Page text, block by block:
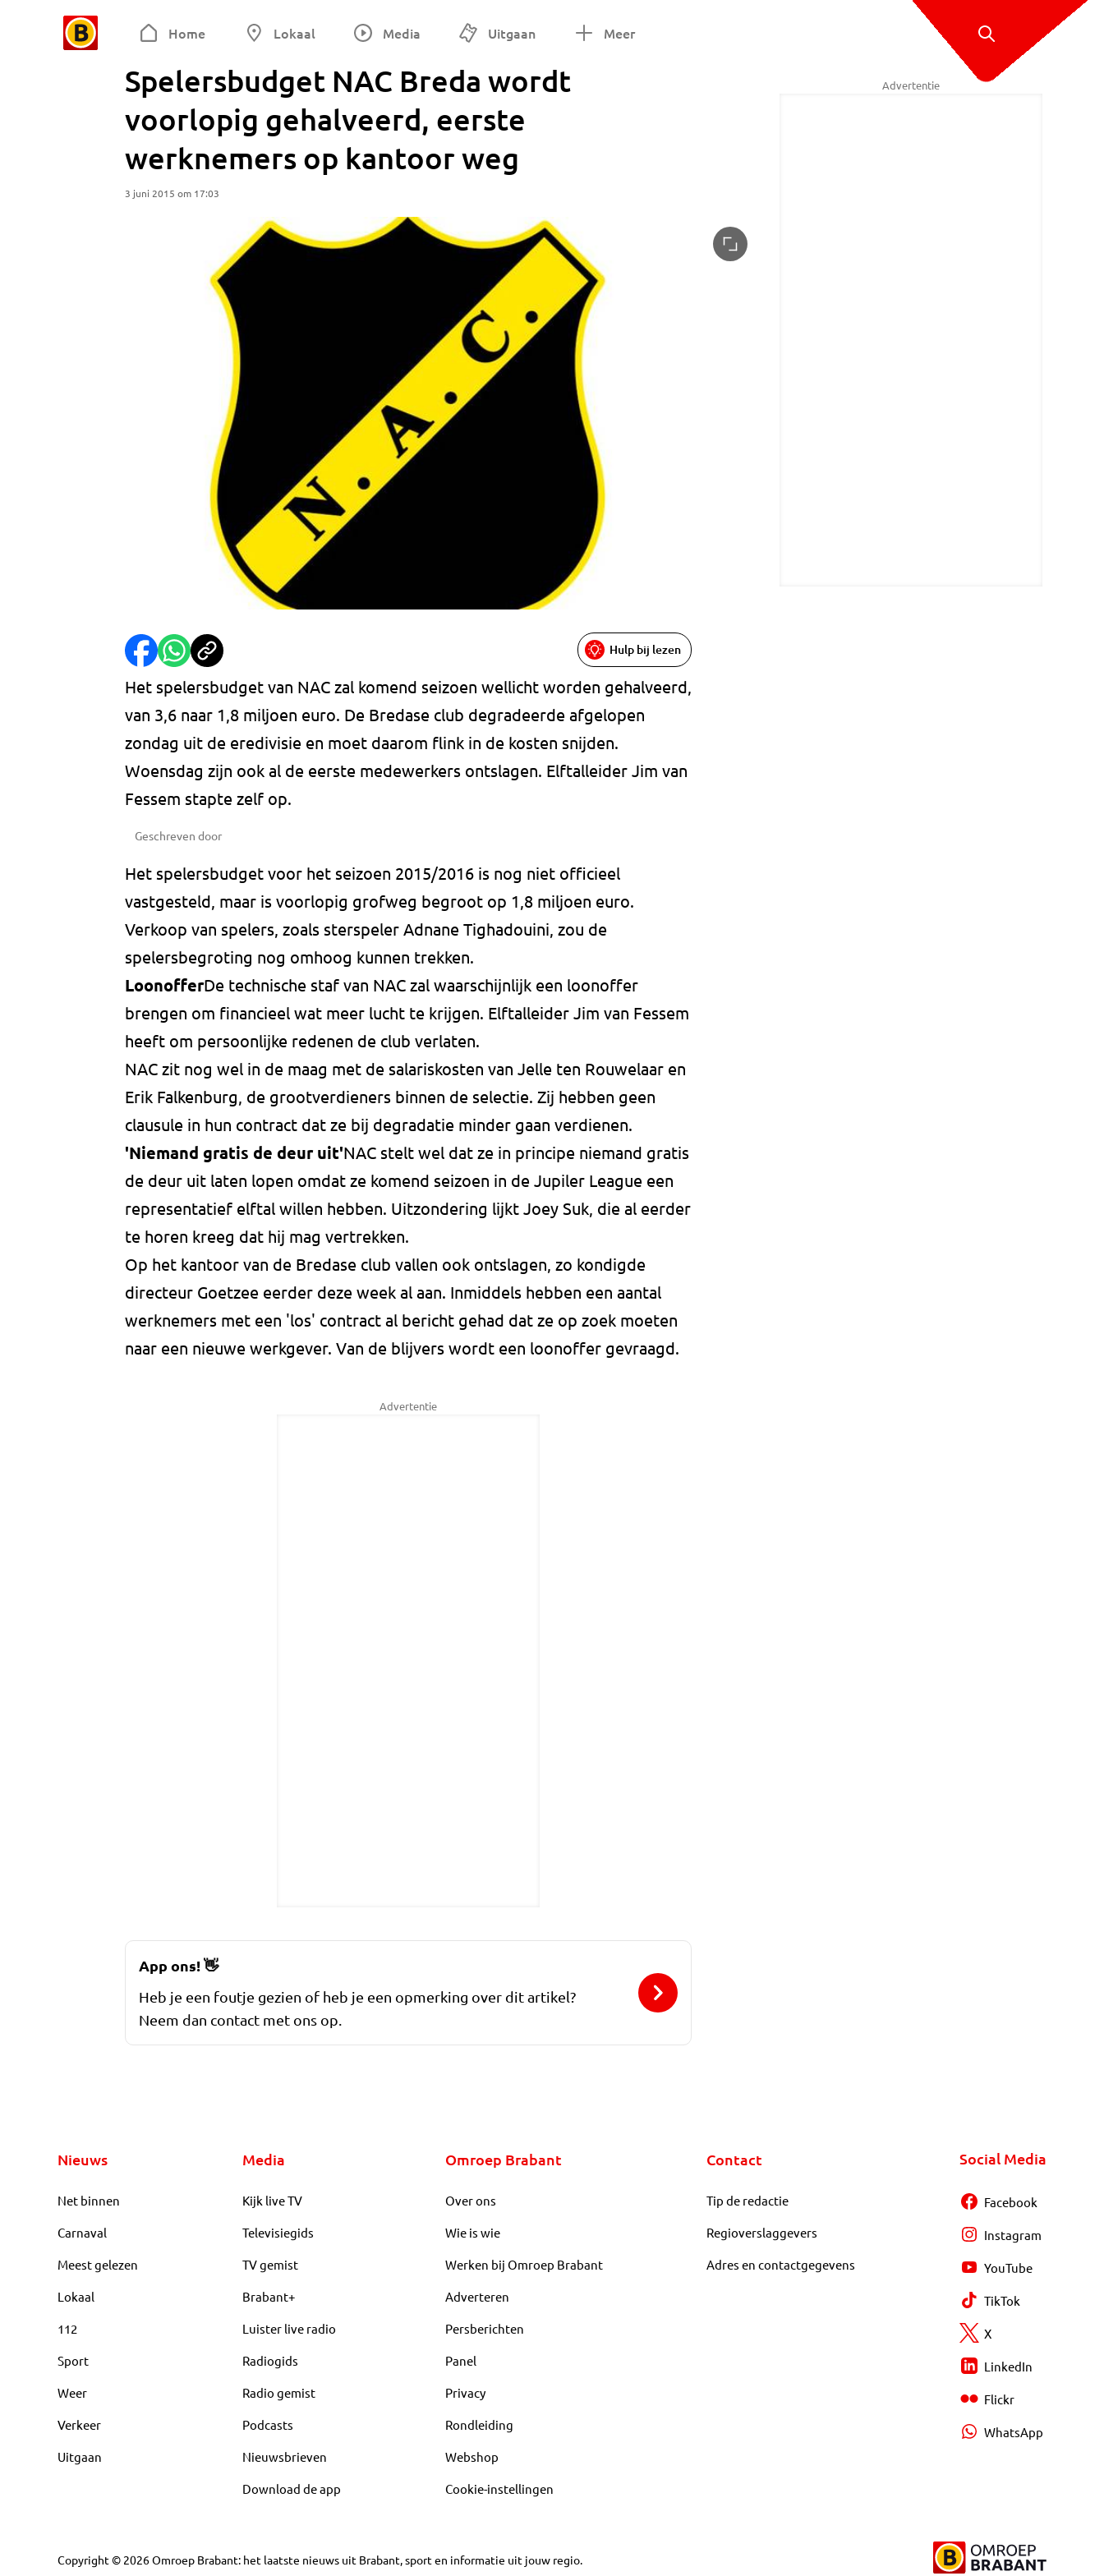
Home Lokaal Media Uitgaan Meer
Spelersbudget NAC Breda wordt
voorlopig gehalveerd, eerste
werknemers op kantoor weg
3 juni 2015 om 17:03
Hulp bij lezen
Het spelersbudget van NAC zal komend seizoen wellicht worden gehalveerd,
van 3,6 naar 1,8 miljoen euro. De Bredase club degradeerde afgelopen
zondag uit de eredivisie en moet daarom flink in de kosten snijden.
Woensdag zijn ook al de eerste medewerkers ontslagen. Elftalleider Jim van
Fessem stapte zelf op.
Geschreven door
Het spelersbudget voor het seizoen 2015/2016 is nog niet officieel
vastgesteld, maar is voorlopig grofweg begroot op 1,8 miljoen euro.
Verkoop van spelers, zoals sterspeler Adnane Tighadouini, zou de
spelersbegroting nog omhoog kunnen trekken.
LoonofferDe technische staf van NAC zal waarschijnlijk een loonoffer
brengen om financieel wat meer lucht te krijgen. Elftalleider Jim van Fessem
heeft om persoonlijke redenen de club verlaten.
NAC zit nog wel in de maag met de salariskosten van Jelle ten Rouwelaar en
Erik Falkenburg, de grootverdieners binnen de selectie. Zij hebben geen
clausule in hun contract dat ze bij degradatie minder gaan verdienen.
'Niemand gratis de deur uit'NAC stelt wel dat ze in principe niemand gratis
de deur uit laten lopen omdat ze komend seizoen in de Jupiler League een
representatief elftal willen hebben. Uitzondering lijkt Joey Suk, die al eerder
te horen kreeg dat hij mag vertrekken.
Op het kantoor van de Bredase club vallen ook ontslagen, zo kondigde
directeur Goetzee eerder deze week al aan. Inmiddels hebben een aantal
werknemers met een 'los' contract al bericht gehad dat ze op zoek moeten
naar een nieuwe werkgever. Van de blijvers wordt een loonoffer gevraagd.
Advertentie
Advertentie
App ons!👋
Heb je een foutje gezien of heb je een opmerking over dit artikel?
Neem dan contact met ons op.
Nieuws
Net binnen
Carnaval
Meest gelezen
Lokaal
112
Sport
Weer
Verkeer
Uitgaan
Media
Kijk live TV
Televisiegids
TV gemist
Brabant+
Luister live radio
Radiogids
Radio gemist
Podcasts
Nieuwsbrieven
Download de app
Omroep Brabant
Over ons
Wie is wie
Werken bij Omroep Brabant
Adverteren
Persberichten
Panel
Privacy
Rondleiding
Webshop
Cookie-instellingen
Contact
Tip de redactie
Regioverslaggevers
Adres en contactgegevens
Social Media
Facebook
Instagram
YouTube
TikTok
X
LinkedIn
Flickr
WhatsApp
Copyright © 2026Omroep Brabant: het laatste nieuws uit Brabant, sport en informatie uit jouw regio.